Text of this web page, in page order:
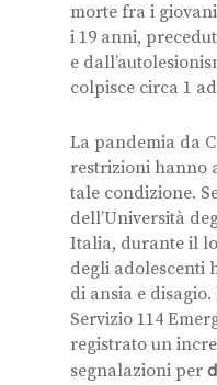
morte fra i
i 19 anni,
e
colpisce circa 1
La pandemia da
restrizioni hanno
tale condizione.
dell’Università
Italia, durante il
degli adolescenti
di ansia e
Servizio 114
registrato un
segnalazioni per